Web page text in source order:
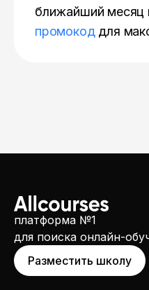
ближайший месяц
промокоддля
платформа №1
для поиска онлайн-
Разместить школу